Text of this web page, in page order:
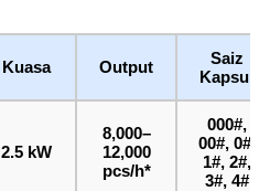
Kuasa Output
Saiz
Kapsul
2.5 kW
8,000–
12,000
pcs/h*
000#,
00#, 0#,
1#, 2#,
3#, 4#